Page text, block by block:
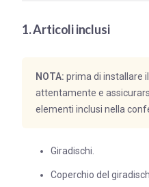
1. Articoli inclusi
NOTA: prima di installare
attentamente e
elementi inclusi nella
Giradischi.
Coperchio del